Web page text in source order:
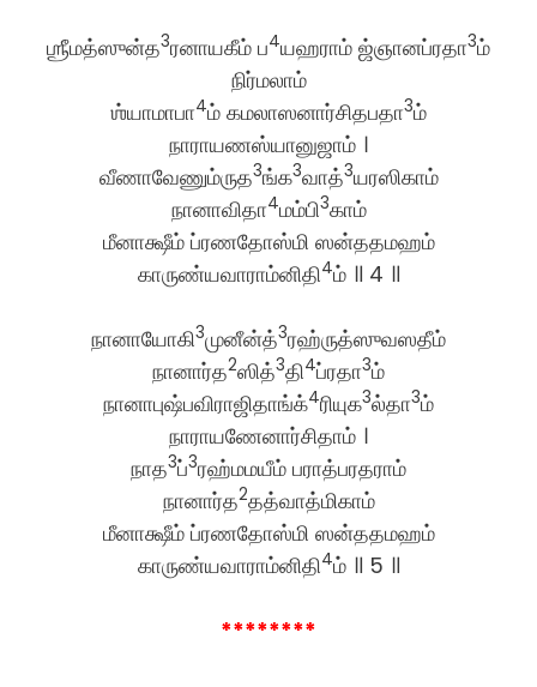
ஶ்ரீமத்ஸுன்த3ரனாயகீம் ப4யஹராம் ஜ்ஞானப்ரதா3ம்
நிர்மலாம்
ஶ்யாமாபா4ம் கமலாஸனார்சிதபதா3ம்
நாராயணஸ்யானுஜாம் ।
வீணாவேணும்ருத3ங்க3வாத்3யரஸிகாம்
நானாவிதா4மம்பி3காம்
மீனாக்ஷீம் ப்ரணதோஸ்மி ஸன்ததமஹம்
காருண்யவாராம்னிதி4ம் ॥ 4 ॥
நானாயோகி3முனீன்த்3ரஹ்ருத்ஸுவஸதீம்
நானார்த2ஸித்3தி4ப்ரதா3ம்
நானாபுஷ்பவிராஜிதாங்க்4ரியுக3ல்தா3ம்
நாராயணேனார்சிதாம் ।
நாத3ப்3ரஹ்மமயீம் பராத்பரதராம்
நானார்த2தத்வாத்மிகாம்
மீனாக்ஷீம் ப்ரணதோஸ்மி ஸன்ததமஹம்
காருண்யவாராம்னிதி4ம் ॥ 5 ॥
********